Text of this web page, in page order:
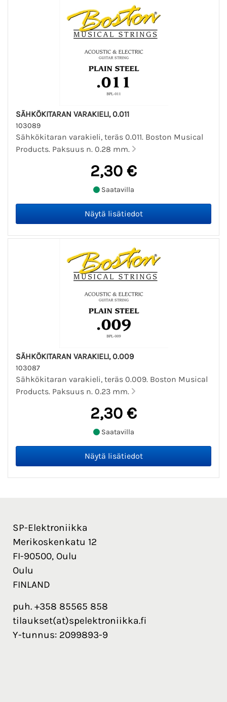
SÄHKÖKITARAN VARAKIELI, 0.011
103089
Sähkökitaran varakieli, teräs 0.011. Boston Musical
Products. Paksuus n. 0.28 mm.
2,30 €
Saatavilla
SÄHKÖKITARAN VARAKIELI, 0.009
103087
Sähkökitaran varakieli, teräs 0.009. Boston Musical
Products. Paksuus n. 0.23 mm.
2,30 €
Saatavilla
SP-Elektroniikka
Merikoskenkatu 12
FI-90500, Oulu
Oulu
FINLAND
puh. +358 85565 858
tilaukset(at)spelektroniikka.fi
Y-tunnus: 2099893-9